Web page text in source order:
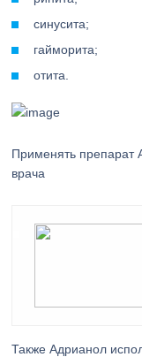
синусита;
гайморита;
отита.
Применять препарат
врача
Также Адрианол